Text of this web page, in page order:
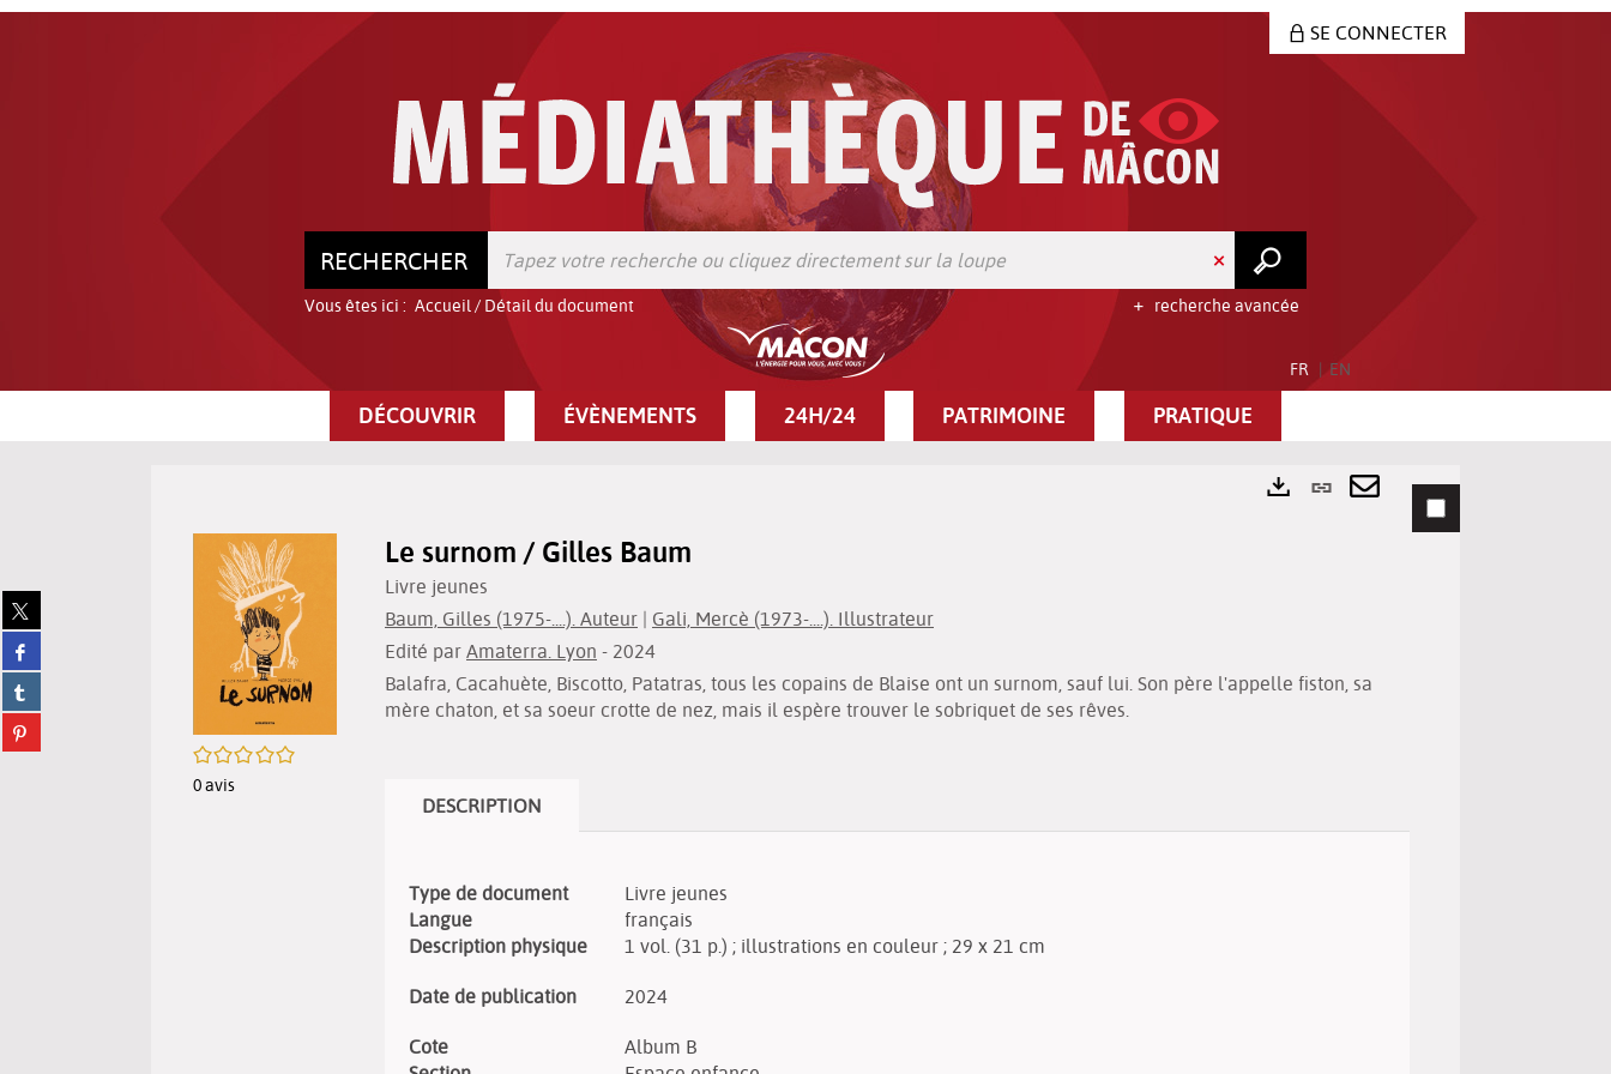
SE CONNECTER
RECHERCHER
recherche avancée
Vous êtes ici : Accueil/ Détail du document
FR EN
DÉCOUVRIR ÉVÈNEMENTS 24H/24 PATRIMOINE PRATIQUE
Partager
sur
twitter
(Nouvelle
fenêtre)
Partager
sur
facebook
(Nouvelle
fenêtre)
Partager
sur
tumblr
(Nouvelle
Partager
sur
Lien
permanent
Envoyer
/5
0avis
Le surnom / Gilles Baum
Livre jeunes
Baum, Gilles (1975-....). Auteur | Gali, Mercè (1973-....). Illustrateur
Edité par Amaterra. Lyon - 2024
Balafra, Cacahuète, Biscotto, Patatras, tous les copains de Blaise ont un surnom, sauf lui. Son père l'appelle fiston, sa
mère chaton, et sa soeur crotte de nez, mais il espère trouver le sobriquet de ses rêves.
DESCRIPTION
Type de document
Livre jeunes
Langue
français
Description physique
1 vol. (31 p.) ; illustrations en couleur ; 29 x 21 cm
Date de publication 2024
Cote
Album B